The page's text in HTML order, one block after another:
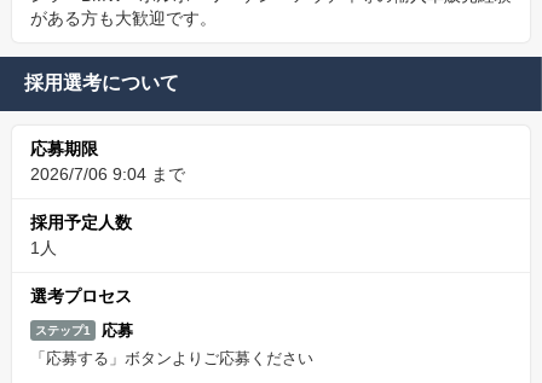
がある方も大歓迎です。
採用選考について
応募期限
2026/7/06 9:04 まで
採用予定人数
1人
選考プロセス
ステップ1
応募
「応募する」ボタンよりご応募ください